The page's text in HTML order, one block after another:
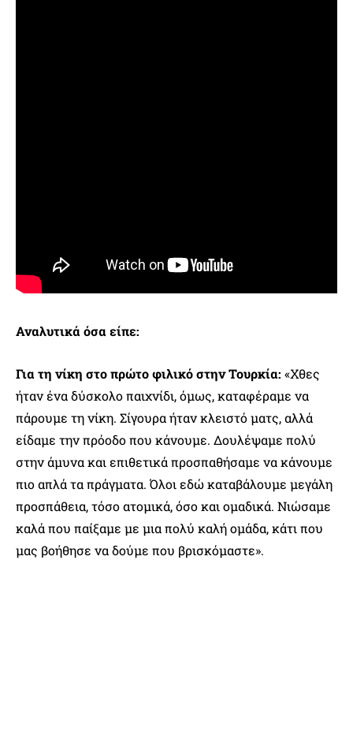
Αναλυτικά όσα είπε:
Για τη νίκη στο πρώτο φιλικό στην Τουρκία: «Χθες
ήταν ένα δύσκολο παιχνίδι, όμως, καταφέραμε να
πάρουμε τη νίκη. Σίγουρα ήταν κλειστό ματς, αλλά
είδαμε την πρόοδο που κάνουμε. Δουλέψαμε πολύ
στην άμυνα και επιθετικά προσπαθήσαμε να κάνουμε
πιο απλά τα πράγματα. Όλοι εδώ καταβάλουμε μεγάλη
προσπάθεια, τόσο ατομικά, όσο και ομαδικά. Νιώσαμε
καλά που παίξαμε με μια πολύ καλή ομάδα, κάτι που
μας βοήθησε να δούμε που βρισκόμαστε».